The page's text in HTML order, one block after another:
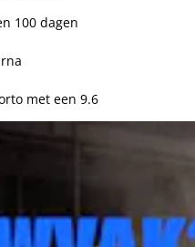
100 dagen
met een 9.6